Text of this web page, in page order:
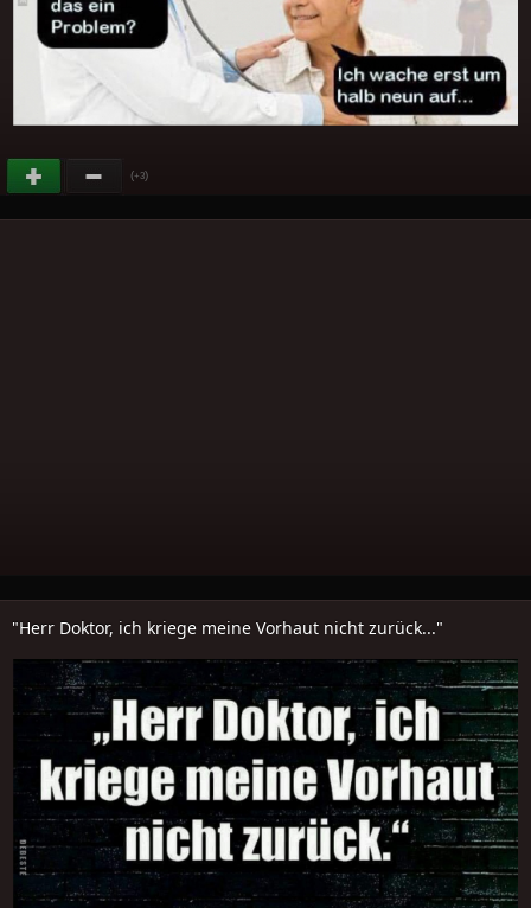
(+3)
"Herr Doktor, ich kriege meine Vorhaut nicht zurück..."